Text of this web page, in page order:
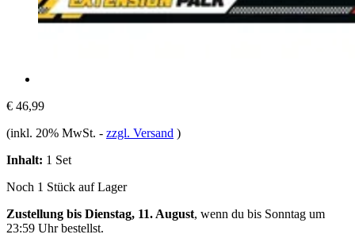
€ 46,99
(inkl. 20% MwSt. - zzgl. Versand )
Inhalt: 1 Set
Noch 1 Stück auf Lager
Zustellung bis Dienstag, 11. August, wenn du bis Sonntag um
23:59 Uhrbestellst.